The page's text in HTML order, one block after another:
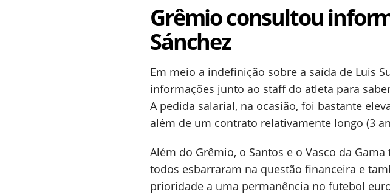
Grêmio consultou
Sánchez
Em meio a indefinição sobre a saída de Luis
informações junto ao staff do atleta para
A pedida salarial, na ocasião, foi bastante
além de um contrato relativamente longo (3
Além do Grêmio, o Santos e o Vasco da
todos esbarraram na questão financeira e
prioridade a uma permanência no futebol